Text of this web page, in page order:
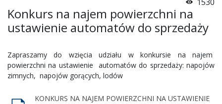
Konkurs na najem powierzchni na
ustawienie automatów do sprzedaży
Zapraszamy do wzięcia udziału w konkursie na najem
powierzchni na ustawienie automatów do sprzedaży: napojów
zimnych, napojów gorących, lodów
KONKURS NA NAJEM POWIERZCHNI NA USTAWIENIE